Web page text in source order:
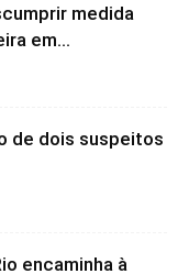
medida
em...
de dois suspeitos
encaminha à